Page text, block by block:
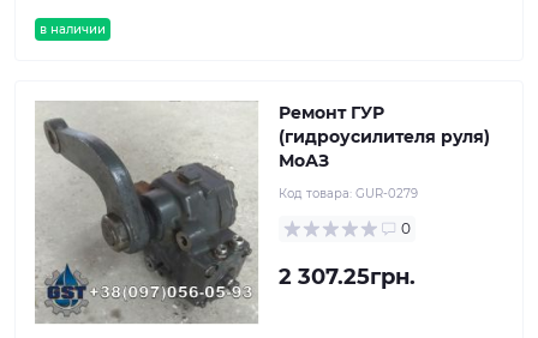
в наличии
Ремонт ГУР
(гидроусилителя руля)
МоАЗ
Код товара: GUR-0279
0
2 307.25грн.